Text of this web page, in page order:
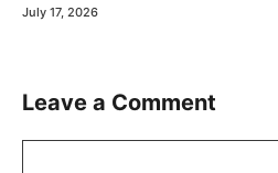
July 17, 2026
Leave a Comment